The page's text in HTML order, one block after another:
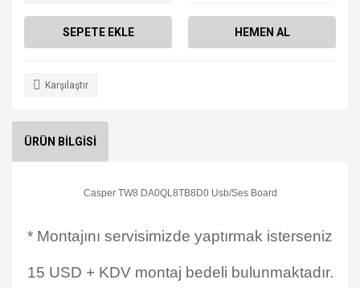
SEPETE EKLE HEMEN AL
Karşılaştır
ÜRÜN BİLGİSİ
Casper TW8 DA0QL8TB8D0 Usb/Ses Board
* Montajını servisimizde yaptırmak isterseniz
15 USD + KDV montaj bedeli bulunmaktadır.